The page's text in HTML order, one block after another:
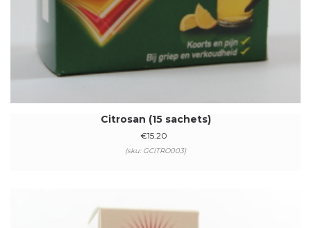
Citrosan (15 sachets)
€15.20
(sku: GCITRO003)